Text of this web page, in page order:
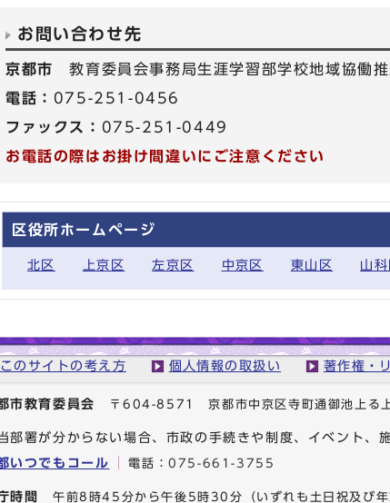
お問い合わせ先
京都市教育委員会事務局生涯学習部学校地域協働
電話： 075-251-0456
ファックス： 075-251-0449
お電話の際はお掛け間違いにご注意ください
区役所ホームページ
北区 上京区 左京区 中京区 東山区 山科
このサイトの考え方 個人情報の取扱い 著作権・
市教育委員会 〒604-8571 京都市中京区寺町通御池上
部署が分からない場合、市政の手続きや制度、イベント、
いつでもコール
電話：075-661-3755
時間 午前8時45分から午後5時30分 （いずれも土日祝及び